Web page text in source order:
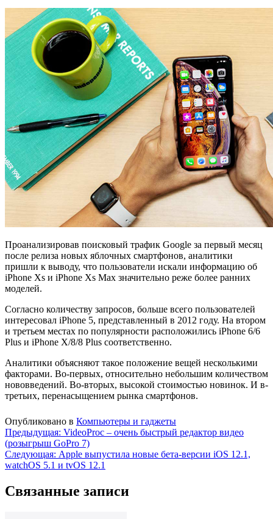
Проанализировав поисковый трафик Google за первый месяц
после релиза новых яблочных смартфонов, аналитики
пришли к выводу, что пользователи искали информацию об
iPhone Xs и iPhone Xs Max значительно реже более ранних
моделей.
Согласно количеству запросов, больше всего пользователей
интересовал iPhone 5, представленный в 2012 году. На втором
и третьем местах по популярности расположились iPhone 6/6
Plus и iPhone X/8/8 Plus соответственно.
Аналитики объясняют такое положение вещей несколькими
факторами. Во-первых, относительно небольшим количеством
нововведений. Во-вторых, высокой стоимостью новинок. И в-
третьих, перенасыщением рынка смартфонов.
Опубликовано в Компьютеры и гаджеты
Навигация
по
записям
Предыдущая: VideoProc – очень быстрый редактор видео
(розыгрыш GoPro 7)
Следующая: Apple выпустила новые бета-версии iOS 12.1,
watchOS 5.1 и tvOS 12.1
Связанные записи